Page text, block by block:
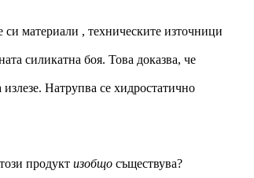
материали , техническите източници
силикатна боя. Това доказва, че
Натрупва се хидростатично
продукт изобщо съществува?